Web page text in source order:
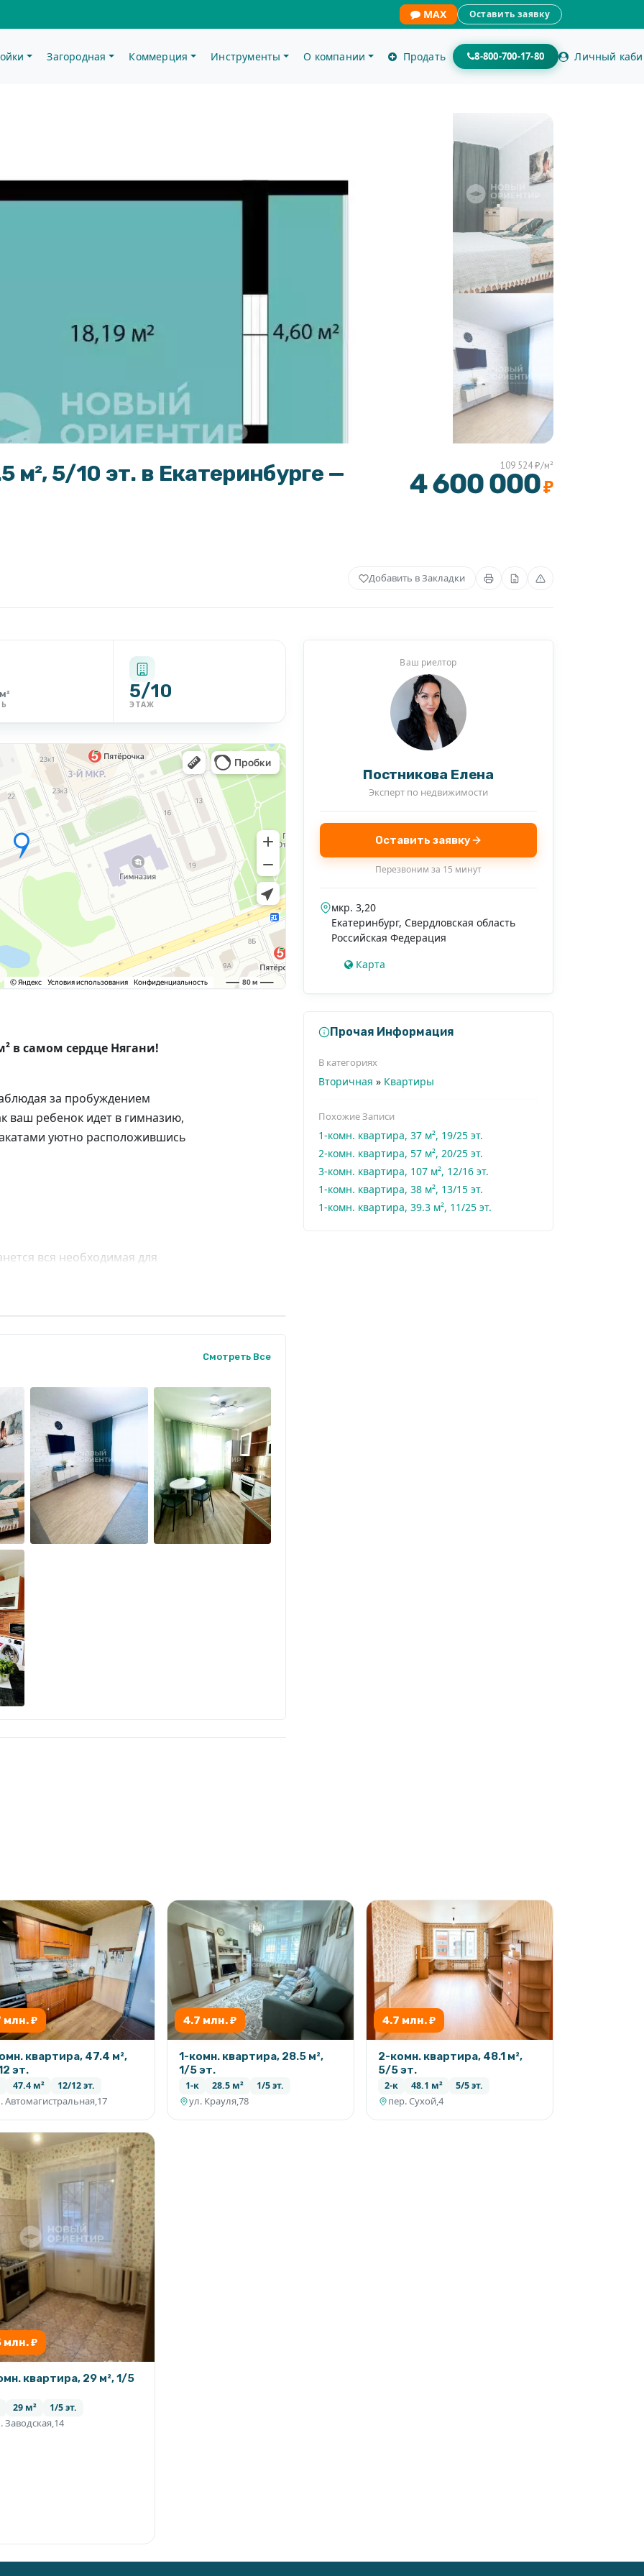
MAX Оставить заявку
Загородная Коммерция Инструменты О компании Продать 8-800-700-17-80 Личный
+1
м², 5/10 эт. в Екатеринбурге —
109 524 ₽/м²
4 600 000₽
Добавить в Закладки
м² 5/10
ЭТАЖ
в самом сердце Нягани!
за пробуждением
ваш ребенок идет в гимназию,
уютно расположившись
вся необходимая для
ремонт.
точно порадует!
суеты слестницами и
неполадки лифта подняться
город.
несмотря на отсутствие
и суеты двор, в шаговой
торговые центры,
города, парк, социальные
насладиться прогулкой с
свое авто.
ликвидный объект для
показ в удобное для Вас
Смотреть Все
Ваш риелтор
Постникова Елена
Эксперт по недвижимости
Оставить заявку
Перезвоним за 15 минут
мкр. 3,20
Екатеринбург, Свердловская область
Российская Федерация
Карта
Прочая Информация
В категориях
Вторичная » Квартиры
Похожие Записи
1-комн. квартира, 37 м², 19/25 эт.
2-комн. квартира, 57 м², 20/25 эт.
3-комн. квартира, 107 м², 12/16 эт.
1-комн. квартира, 38 м², 13/15 эт.
1-комн. квартира, 39.3 м², 11/25 эт.
млн. ₽
квартира, 47.4 м²,
эт.
47.4 м² 12/12 эт.
Автомагистральная,17
4.7 млн. ₽
1-комн. квартира, 28.5 м²,
1/5 эт.
1-к 28.5 м² 1/5 эт.
ул. Крауля,78
4.7 млн. ₽
2-комн. квартира, 48.1 м²,
5/5 эт.
2-к 48.1 м² 5/5 эт.
пер. Сухой,4
млн. ₽
квартира, 29 м², 1/5
29 м² 1/5 эт.
Заводская,14